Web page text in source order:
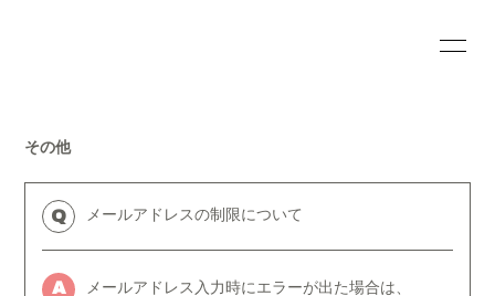
SCHEDULE
VIDEO DISCOGRAPHY
その他
Q メールアドレスの制限について
A
メールアドレス入力時にエラーが出た場合は、